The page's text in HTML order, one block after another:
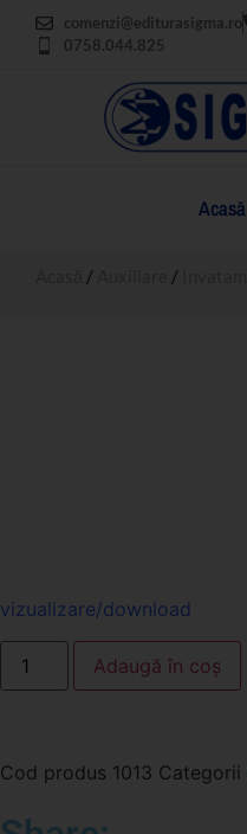
comenzi@editurasigma.ro
0758.044.825
Acasă
/ /
vizualizare/download
Adaugă în coș
Cod produs 1013 Categorii